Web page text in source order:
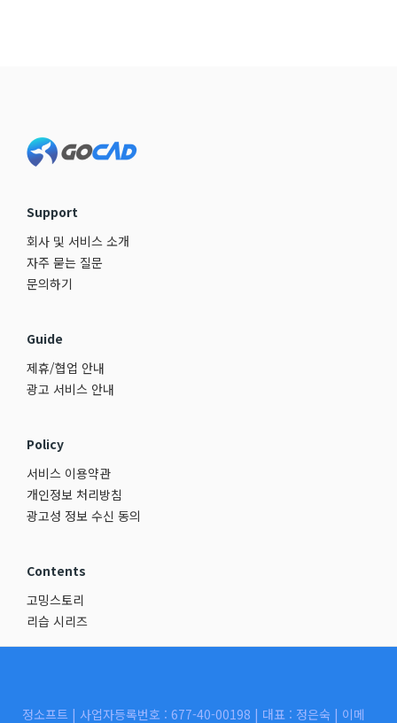
Support
회사 및 서비스 소개
자주 묻는 질문
문의하기
Guide
제휴/협업 안내
광고 서비스 안내
Policy
서비스 이용약관
개인정보 처리방침
광고성 정보 수신 동의
Contents
고밍스토리
리습 시리즈
정소프트 | 사업자등록번호 : 677-40-00198 | 대표 : 정은숙 | 이메